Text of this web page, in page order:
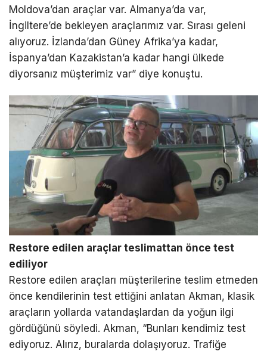
Moldova’dan araçlar var. Almanya’da var,
İngiltere’de bekleyen araçlarımız var. Sırası geleni
alıyoruz. İzlanda’dan Güney Afrika’ya kadar,
İspanya’dan Kazakistan’a kadar hangi ülkede
diyorsanız müşterimiz var” diye konuştu.
Restore edilen araçlar teslimattan önce test
ediliyor
Restore edilen araçları müşterilerine teslim etmeden
önce kendilerinin test ettiğini anlatan Akman, klasik
araçların yollarda vatandaşlardan da yoğun ilgi
gördüğünü söyledi. Akman, “Bunları kendimiz test
ediyoruz. Alırız, buralarda dolaşıyoruz. Trafiğe